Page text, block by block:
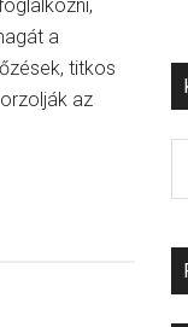
a
titkos
az